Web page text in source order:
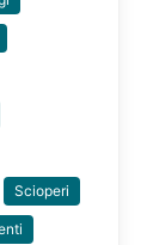
Scioperi